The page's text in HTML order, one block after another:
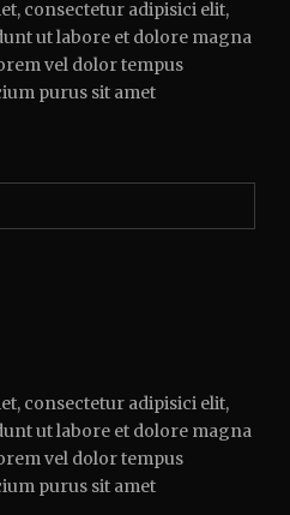
consectetur adipisici elit,
ut labore et dolore magna
vel dolor tempus
purus sit amet
consectetur adipisici elit,
ut labore et dolore magna
vel dolor tempus
purus sit amet